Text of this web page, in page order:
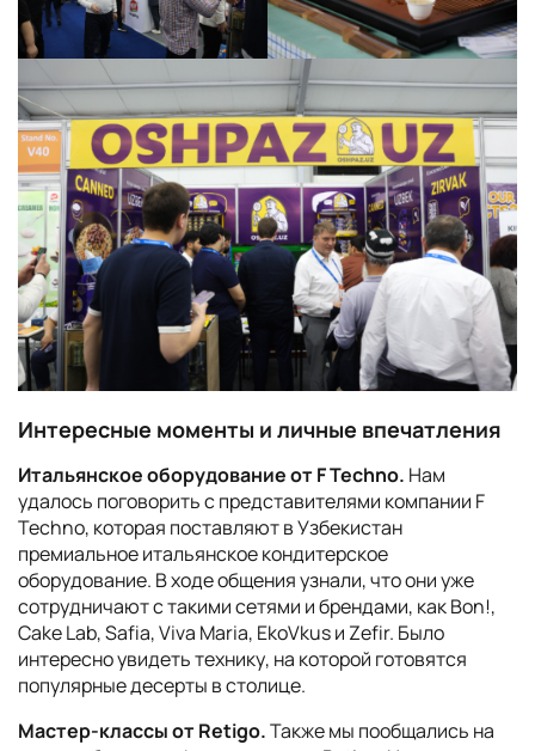
Интересные моменты и личные впечатления
Итальянское оборудование от F Techno. Нам
удалось поговорить с представителями компании F
Techno, которая поставляют в Узбекистан
премиальное итальянское кондитерское
оборудование. В ходе общения узнали, что они уже
сотрудничают с такими сетями и брендами, как Bon!,
Cake Lab, Safia, Viva Maria, EkoVkus и Zefir. Было
интересно увидеть технику, на которой готовятся
популярные десерты в столице.
Мастер-классы от Retigo.Также мы пообщались на